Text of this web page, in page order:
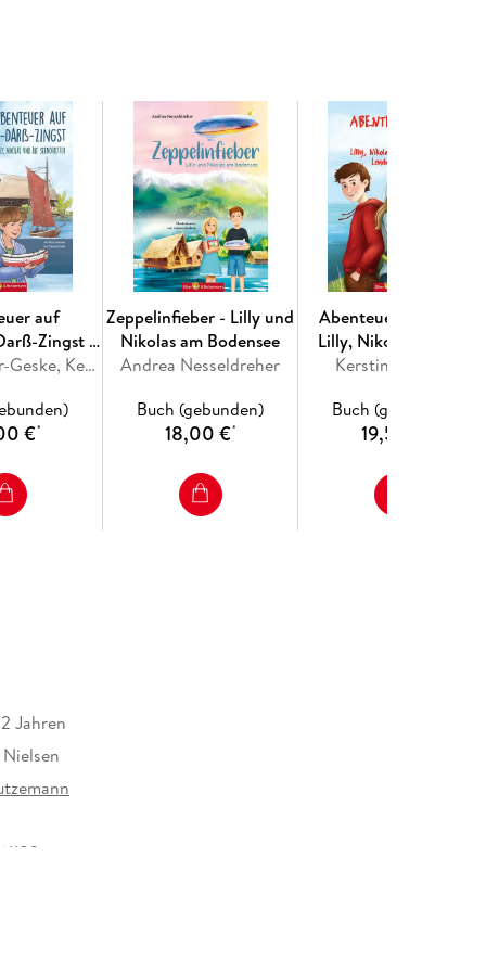
in einem Kinderbuch
Lesen in der Familie
für Ausflüge mit Kindern
mit ANTOLIN
Grundschule eingesetzt werden
ob Sommerferien am Meer oder
machen Lust, selbst die Koffer zu packen und
Wallmuseum
Verdacht
auf
Zingst -
und dieSteffi Bieber-Geske, Kerstin Gröper
€*
Zeppelinfieber - Lilly und
Nikolas am Bodensee
Andrea Nesseldreher
Buch (gebunden)
18,00 €*
Abenteuer auf Sylt -
Lilly, Nikolas und die
Leuchtturmdetektive
Kerstin Groeper
Buch (gebunden)
19,50 €
Jahren